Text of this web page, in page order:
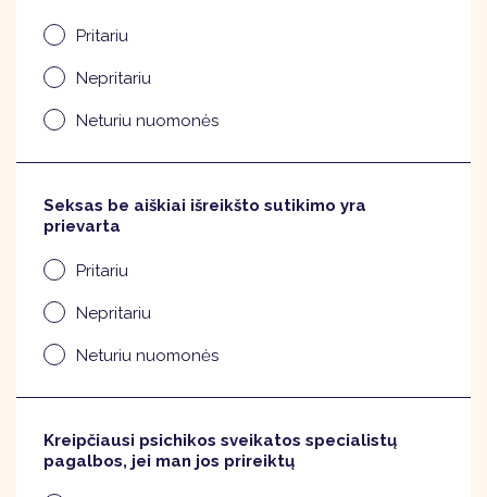
Pritariu
Nepritariu
Neturiu nuomonės
Seksas be aiškiai išreikšto sutikimo yra
prievarta
Pritariu
Nepritariu
Neturiu nuomonės
Kreipčiausi psichikos sveikatos specialistų
pagalbos, jei man jos prireiktų